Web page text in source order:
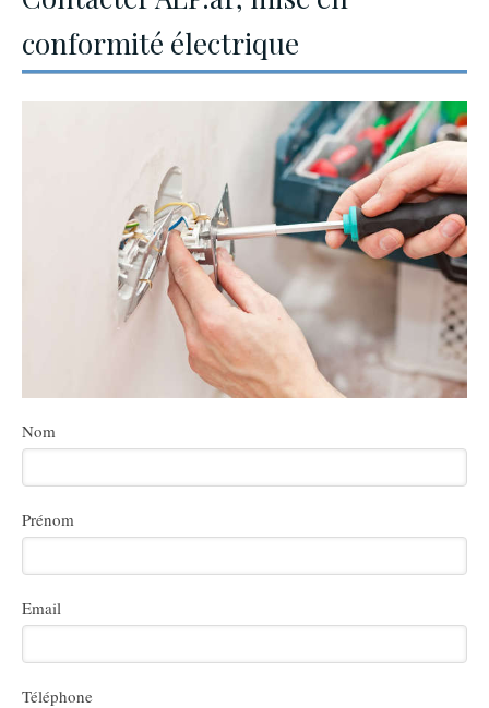
conformité électrique
Nom
Prénom
Email
Téléphone